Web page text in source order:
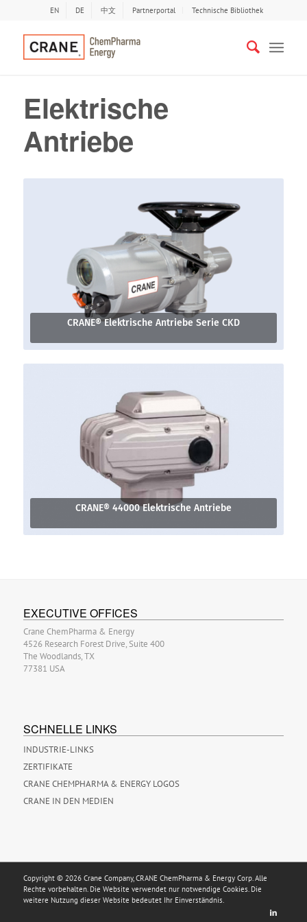
EN DE 中文 Partnerportal Technische Bibliothek
Elektrische
Antriebe
CRANE® Elektrische Antriebe Serie CKD
CRANE® 44000 Elektrische Antriebe
EXECUTIVE OFFICES
Crane ChemPharma & Energy
4526 Research Forest Drive, Suite 400
The Woodlands, TX
77381 USA
SCHNELLE LINKS
INDUSTRIE-LINKS
ZERTIFIKATE
CRANE CHEMPHARMA & ENERGY LOGOS
CRANE IN DEN MEDIEN
Copyright © 2026 Crane Company, CRANE ChemPharma & Energy Corp. Alle
Rechte vorbehalten. Die Website verwendet nur notwendige Cookies. Die
weitere Nutzung dieser Website bedeutet Ihr Einverständnis.